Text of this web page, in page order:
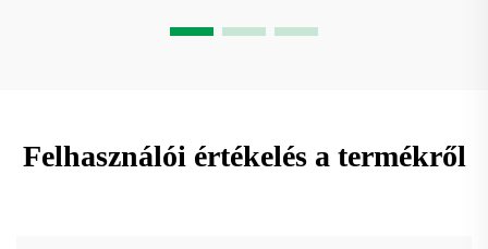
Felhasználói értékelés a termékről